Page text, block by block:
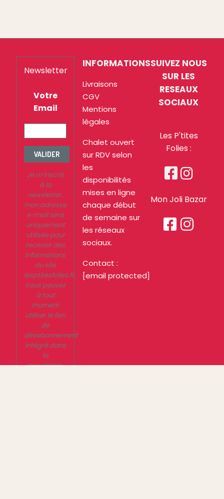
Newsletter
Votre
Email
VALIDER
Je m’inscris
à la
newsletter.
mon adresse
e-mail sera
uniquement
utilisée pour
recevoir des
informations
du site
lesptitesfolies.fr.
Vous pouvez
à tout
moment
utiliser le lien
de
désabonnement
intégré dans
la
newsletter.
INFORMATIONS
Livraisons
CGV
Mentions
légales
Chalet ouvert
sur RDV selon
les
disponibilités
mises en ligne
chaque début
de semaine sur
les réseaux
sociaux.
Contact :
[email protected]
SUIVEZ NOUS
SUR LES
RESEAUX
SOCIAUX
Les P'tites
Folies :
 
Mon Joli Bazar
 